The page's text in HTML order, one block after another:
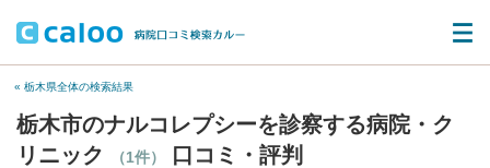
« 栃木県全体の検索結果
栃木市のナルコレプシーを診察する病院・ク
リニック
（1件） 口コミ・評判